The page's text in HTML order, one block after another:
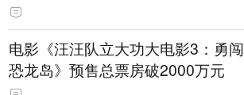
电影《汪汪队立大功大电影3：勇闯
恐龙岛》预售总票房破2000万元